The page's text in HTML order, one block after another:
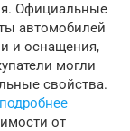
Официальные
автомобилей
и оснащения,
могли
свойства.
подробнее
от